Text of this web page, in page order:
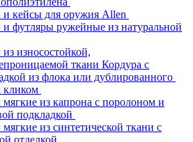
кейсы для оружия Allen
футляры ружейные из натуральной
износостойкой,
ткани Кордура с
из флока или дублированного
кликом
из капрона с поролоном и
подкладкой
из синтетической ткани с
отделкой